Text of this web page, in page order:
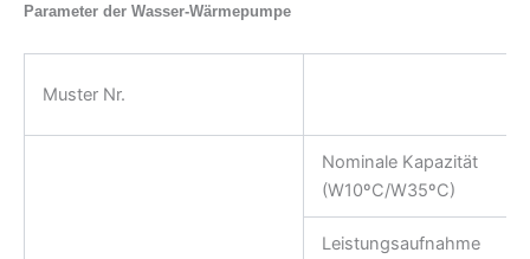
Parameter der Wasser-Wärmepumpe
Muster Nr.
Nominale Kapazität
(W10ºC/W35ºC)
Leistungsaufnahme